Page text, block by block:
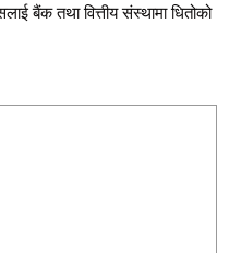
बैंक तथा वित्तीय संस्थामा धितोको